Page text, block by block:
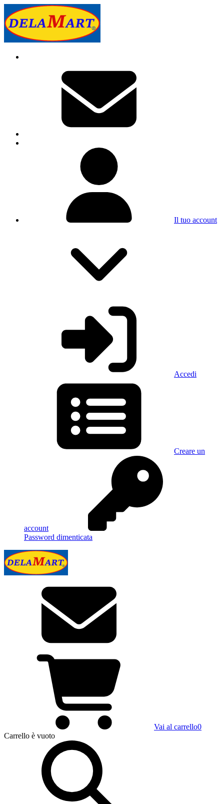
Il tuo account
Accedi
Creare un
account
Password dimenticata
Vai al carrello0
Carrello è vuoto